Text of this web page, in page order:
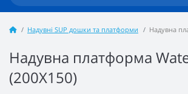
Надувні SUP дошки та платформи Надувна
Надувна платформа
(200X150)